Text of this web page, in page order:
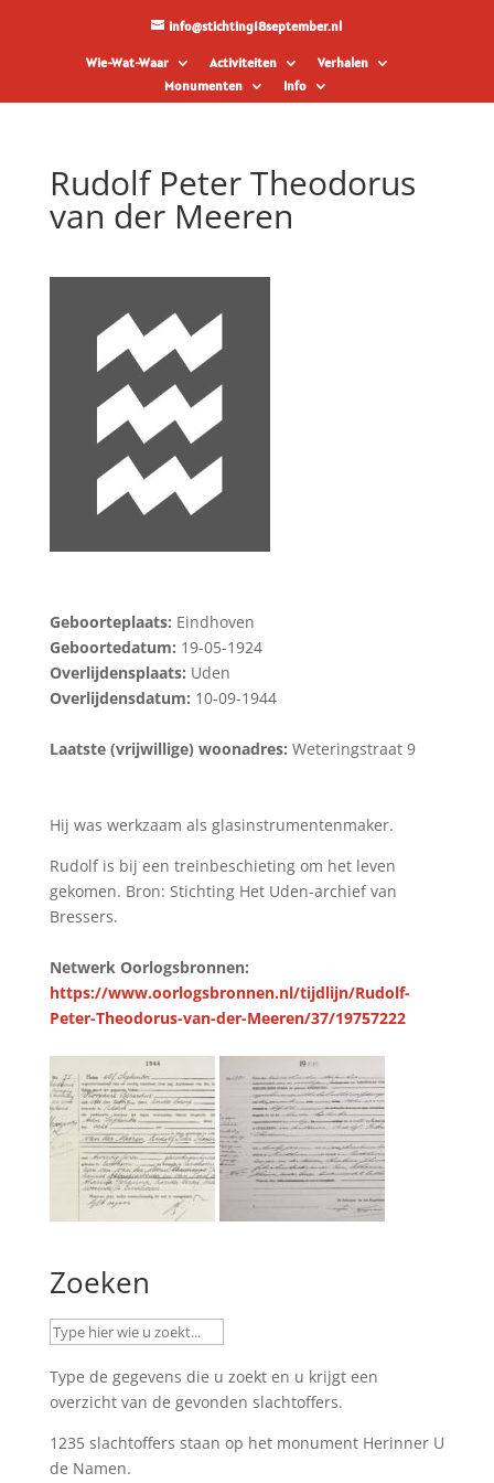
info@stichting18september.nl
Wie-Wat-Waar Activiteiten
Verhalen
Monumenten
Info
Rudolf Peter Theodorus
van der Meeren
Geboorteplaats: Eindhoven
Geboortedatum: 19-05-1924
Overlijdensplaats: Uden
Overlijdensdatum: 10-09-1944
Laatste (vrijwillige) woonadres: Weteringstraat 9
Hij was werkzaam als glasinstrumentenmaker.
Rudolf is bij een treinbeschieting om het leven
gekomen. Bron: Stichting Het Uden-archief van
Bressers.
Netwerk Oorlogsbronnen:
https://www.oorlogsbronnen.nl/tijdlijn/Rudolf-
Peter-Theodorus-van-der-Meeren/37/19757222
Zoeken
Type de gegevens die u zoekt en u krijgt een
overzicht van de gevonden slachtoffers.
1235 slachtoffers staan op het monument Herinner U
de Namen.